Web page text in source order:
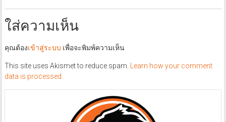
ใส่ความเห็น
คุณต้องเข้าสู่ระบบ เพื่อจะพิมพ์ความเห็น
This site uses Akismet to reduce spam.
Learn how your comment
data is processed.